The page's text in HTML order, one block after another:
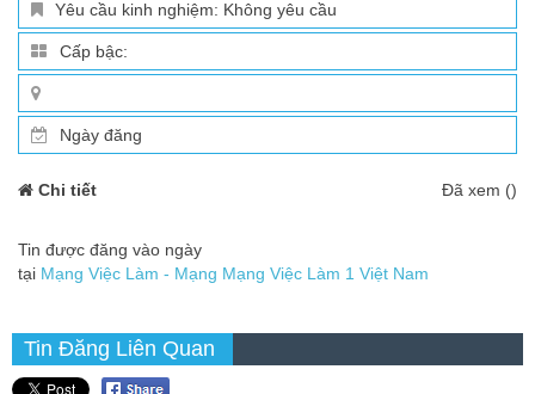
Yêu cầu kinh nghiệm: Không yêu cầu
Cấp bậc:
Ngày đăng
Chi tiết Đã xem ()
Tin được đăng vào ngày
tại Mạng Việc Làm - Mạng Mạng Việc Làm 1 Việt Nam
Tin Đăng Liên Quan